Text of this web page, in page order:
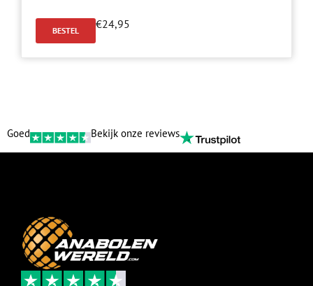
BESTEL €24,95
Goed Bekijk onze reviews